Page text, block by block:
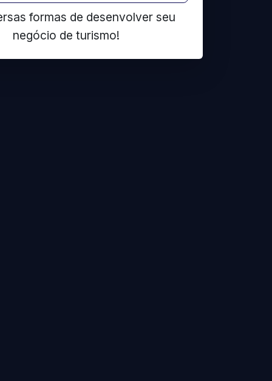
formas de desenvolver seu
negócio de turismo!